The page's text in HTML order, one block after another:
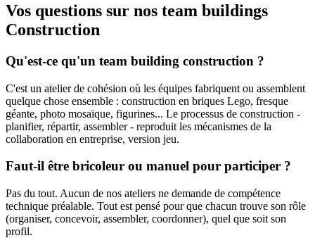
Vos questions sur nos team buildings
Construction
Qu'est-ce qu'un team building construction ?
C'est un atelier de cohésion où les équipes fabriquent ou assemblent
quelque chose ensemble : construction en briques Lego, fresque
géante, photo mosaïque, figurines... Le processus de construction -
planifier, répartir, assembler - reproduit les mécanismes de la
collaboration en entreprise, version jeu.
Faut-il être bricoleur ou manuel pour participer ?
Pas du tout. Aucun de nos ateliers ne demande de compétence
technique préalable. Tout est pensé pour que chacun trouve son rôle
(organiser, concevoir, assembler, coordonner), quel que soit son
profil.